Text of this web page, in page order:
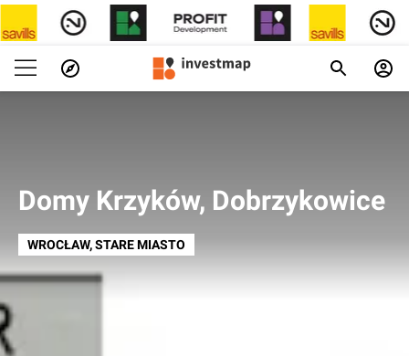
Domy Krzyków, Dobrzykowice
WROCŁAW, STARE MIASTO